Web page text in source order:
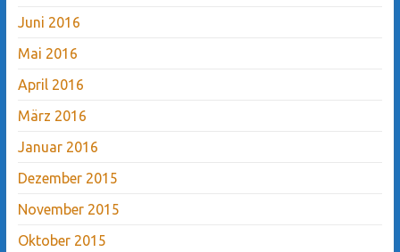
Juni 2016
Mai 2016
April 2016
März 2016
Januar 2016
Dezember 2015
November 2015
Oktober 2015